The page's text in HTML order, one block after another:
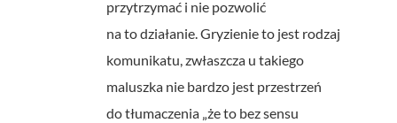
przytrzymać i nie pozwolić
na to działanie. Gryzienie to jest rodzaj
komunikatu, zwłaszcza u takiego
maluszka nie bardzo jest przestrzeń
do tłumaczenia „że to bez sensu